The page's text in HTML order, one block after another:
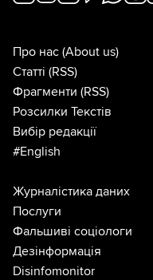
Про нас (About us)
Статті (RSS)
Фрагменти (RSS)
Розсилки Текстів
Вибір редакції
#English
Журналістика даних
Послуги
Фальшиві соціологи
Дезінформація
Disinfomonitor